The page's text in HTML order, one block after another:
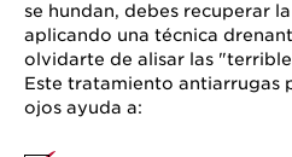
se hundan, debes recuperar
aplicando una técnica
olvidarte de alisar las
Este tratamiento antiarrugas
ojos ayuda a: